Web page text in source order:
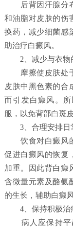
后背因汗腺分布
和油脂对皮肤的伤
换药，减少细菌感
助治疗白癜风。
2、减少与衣物
摩擦使皮肤处于
皮肤中黑色素的合
而引发白癜风。
服，以免背部白斑
3、合理安排日
饮食对白癜风的
促进白癜风的恢复
加重。因此背白癜
含微量元素及酪氨
的生长，辅助白癜
4、保持积极治
病人应保持平